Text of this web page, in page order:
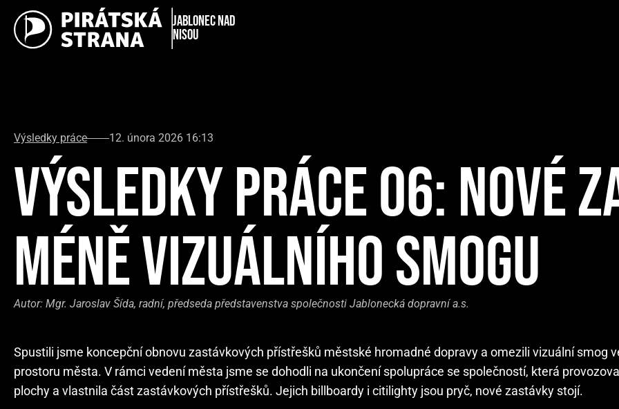
Jablonec nad
Nisou
Výsledky práce 12. února 2026 16:13
VÝSLEDKY PRÁCE 06: NOVÉ
MÉNĚ VIZUÁLNÍHO SMOGU
Autor: Mgr. Jaroslav Šída, radní, předseda představenstva společnosti Jablonecká dopravní a.s.
Spustili jsme koncepční obnovu zastávkových přístřešků městské hromadné dopravy a omezili vizuální smog
prostoru města. V rámci vedení města jsme se dohodli na ukončení spolupráce se společností, která
plochy a vlastnila část zastávkových přístřešků. Jejich billboardy i citilighty jsou pryč, nové zastávky stojí.